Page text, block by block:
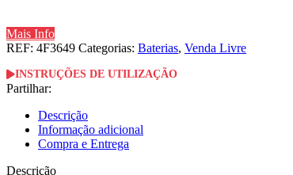
Mais Info
REF: 4F3649 Categorias: Baterias, Venda Livre
INSTRUÇÕES DE UTILIZAÇÃO
Partilhar:
Descrição
Informação adicional
Compra e Entrega
Descrição